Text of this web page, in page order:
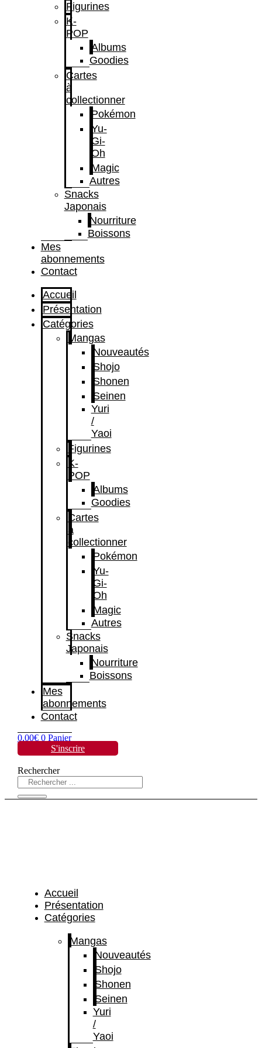
Figurines
K-
POP
Albums
Goodies
Cartes
à
collectionner
Pokémon
Yu-
Gi-
Oh
Magic
Autres
Snacks
Japonais
Nourriture
Boissons
Mes
abonnements
Contact
Accueil
Présentation
Catégories
Mangas
Nouveautés
Shojo
Shonen
Seinen
Yuri
/
Yaoi
Figurines
K-
POP
Albums
Goodies
Cartes
à
collectionner
Pokémon
Yu-
Gi-
Oh
Magic
Autres
Snacks
Japonais
Nourriture
Boissons
Mes
abonnements
Contact
0,00€ 0 Panier
S'inscrire
Rechercher
Accueil
Présentation
Catégories
Mangas
Nouveautés
Shojo
Shonen
Seinen
Yuri
/
Yaoi